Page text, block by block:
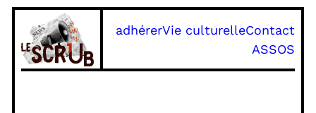
Aller
contenu
adhérerVie culturelleContact
ASSOS